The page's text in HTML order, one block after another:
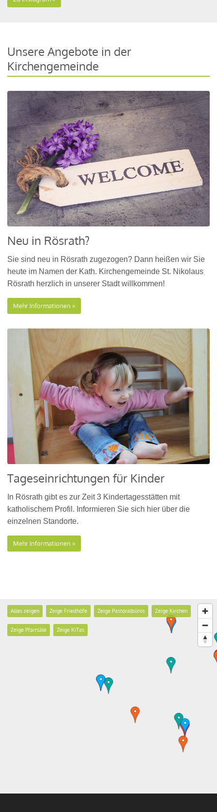
Unsere Angebote in der
Kirchengemeinde
Neu in Rösrath?
Sie sind neu in Rösrath zugezogen? Dann heißen wir Sie
heute im Namen der Kath. Kirchengemeinde St. Nikolaus
Rösrath herzlich in unserer Stadt willkommen!
Mehr Informationen
Tageseinrichtungen für Kinder
In Rösrath gibt es zur Zeit 3 Kindertagesstätten mit
katholischem Profil. Informieren Sie sich hier über die
einzelnen Standorte.
Mehr Informationen
Alles zeigen Zeige Friedhöfe Zeige Pastoralbüros Zeige Kirchen
Zeige Pfarrsäle Zeige KiTas